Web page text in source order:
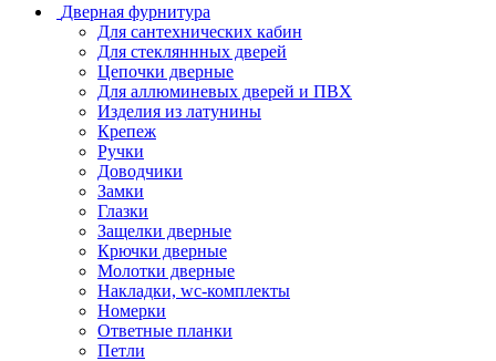
Дверная фурнитура
Для сантехнических кабин
Для стекляннных дверей
Цепочки дверные
Для аллюминевых дверей и ПВХ
Изделия из латунины
Крепеж
Ручки
Доводчики
Замки
Глазки
Защелки дверные
Крючки дверные
Молотки дверные
Накладки, wc-комплекты
Номерки
Ответные планки
Петли